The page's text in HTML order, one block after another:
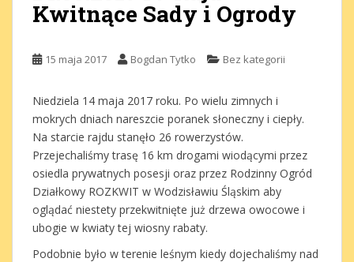
Kwitnące Sady i Ogrody
15 maja 2017 Bogdan Tytko Bez kategorii
Niedziela 14 maja 2017 roku. Po wielu zimnych i
mokrych dniach nareszcie poranek słoneczny i ciepły.
Na starcie rajdu stanęło 26 rowerzystów.
Przejechaliśmy trasę 16 km drogami wiodącymi przez
osiedla prywatnych posesji oraz przez Rodzinny Ogród
Działkowy ROZKWIT w Wodzisławiu Śląskim aby
oglądać niestety przekwitnięte już drzewa owocowe i
ubogie w kwiaty tej wiosny rabaty.
Podobnie było w terenie leśnym kiedy dojechaliśmy nad